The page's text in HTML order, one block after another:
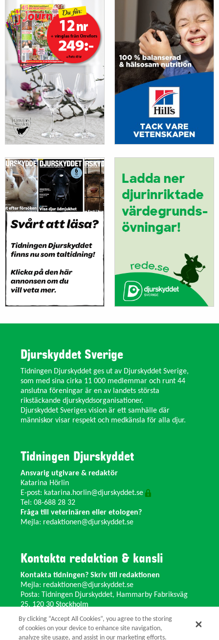
Djurskyddet Sverige
Tidningen Djurskyddet ges ut av Djurskyddet Sverige,
som med sina cirka 11 000 medlemmar och runt 44
anslutna föreningar är en av landets största
rikstäckande djurskyddsorganisationer.
Djurskyddet Sveriges vision är ett samhälle där
människor visar respekt och medkänsla för alla djur.
Tidningen Djurskyddet
Ansvarig utgivare & redaktör
Katarina Hörlin
E-post: katarina.horlin@djurskyddet.se
Tel: 08-688 28 32
Fråga till veterinären eller etologen?
Mejla: redaktionen@djurskyddet.se
Kontakta redaktion & kansli
Kontakta tidningen? Skriv till redaktionen
Mejla: redaktionen@djurskyddet.se
Posta: Tidningen Djurskyddet, Hammarby Fabriksväg
25, 120 30 Stockholm
Ändra adress? Kontakta kansliet
Växel: 08-673 35 11 E-post:
info@djurskyddet.se
By clicking “Accept All Cookies”, you agree to the storing
of cookies on your device to enhance site navigation,
analyze site usage, and assist in our marketing efforts.